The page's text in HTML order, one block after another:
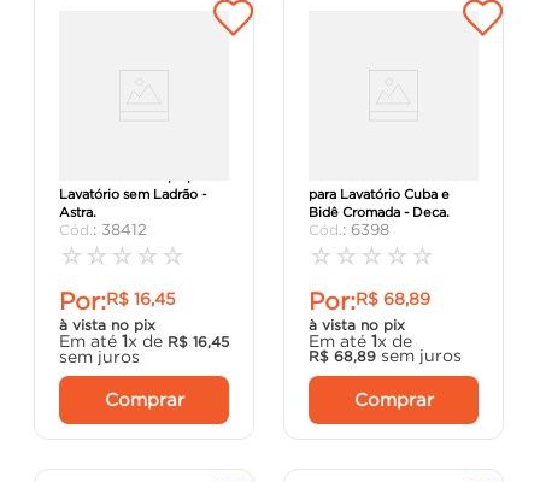
Lavatório sem Ladrão -
Astra.
: 38412
☆ ☆ ☆ ☆ ☆
Por:R$ 16,45
à vista no pix
Em até 1x de R$ 16,45
sem juros
Comprar
para Lavatório Cuba e
Bidê Cromada - Deca.
: 6398
☆ ☆ ☆ ☆ ☆
Por:R$ 68,89
à vista no pix
Em até 1x de
R$ 68,89 sem juros
Comprar